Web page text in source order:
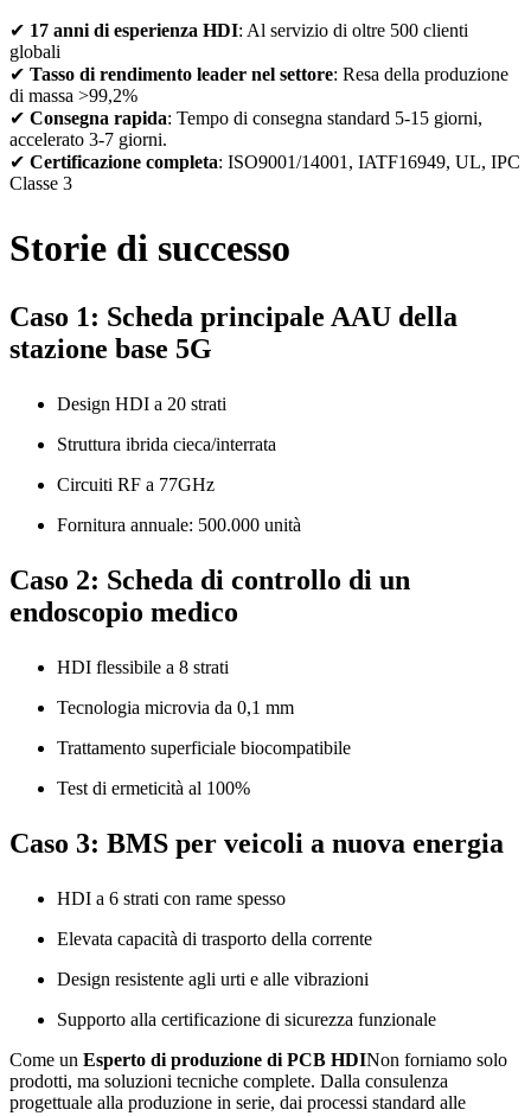
✔ 17 anni di esperienza HDI: Al servizio di oltre 500 clienti
globali
✔ Tasso di rendimento leader nel settore: Resa della produzione
di massa >99,2%
✔ Consegna rapida: Tempo di consegna standard 5-15 giorni,
accelerato 3-7 giorni.
✔ Certificazione completa: ISO9001/14001, IATF16949, UL, IPC
Classe 3
Storie di successo
Caso 1: Scheda principale AAU della
stazione base 5G
Design HDI a 20 strati
Struttura ibrida cieca/interrata
Circuiti RF a 77GHz
Fornitura annuale: 500.000 unità
Caso 2: Scheda di controllo di un
endoscopio medico
HDI flessibile a 8 strati
Tecnologia microvia da 0,1 mm
Trattamento superficiale biocompatibile
Test di ermeticità al 100%
Caso 3: BMS per veicoli a nuova energia
HDI a 6 strati con rame spesso
Elevata capacità di trasporto della corrente
Design resistente agli urti e alle vibrazioni
Supporto alla certificazione di sicurezza funzionale
Come un Esperto di produzione di PCB HDINon forniamo solo
prodotti, ma soluzioni tecniche complete. Dalla consulenza
progettuale alla produzione in serie, dai processi standard alle